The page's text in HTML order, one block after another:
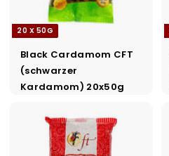
20 X 50G
Black Cardamom CFT
(schwarzer
Kardamom) 20x50g